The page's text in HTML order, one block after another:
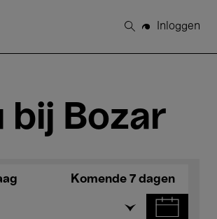
Zoeken
Inloggen
bij Bozar
Komende 7 dagen